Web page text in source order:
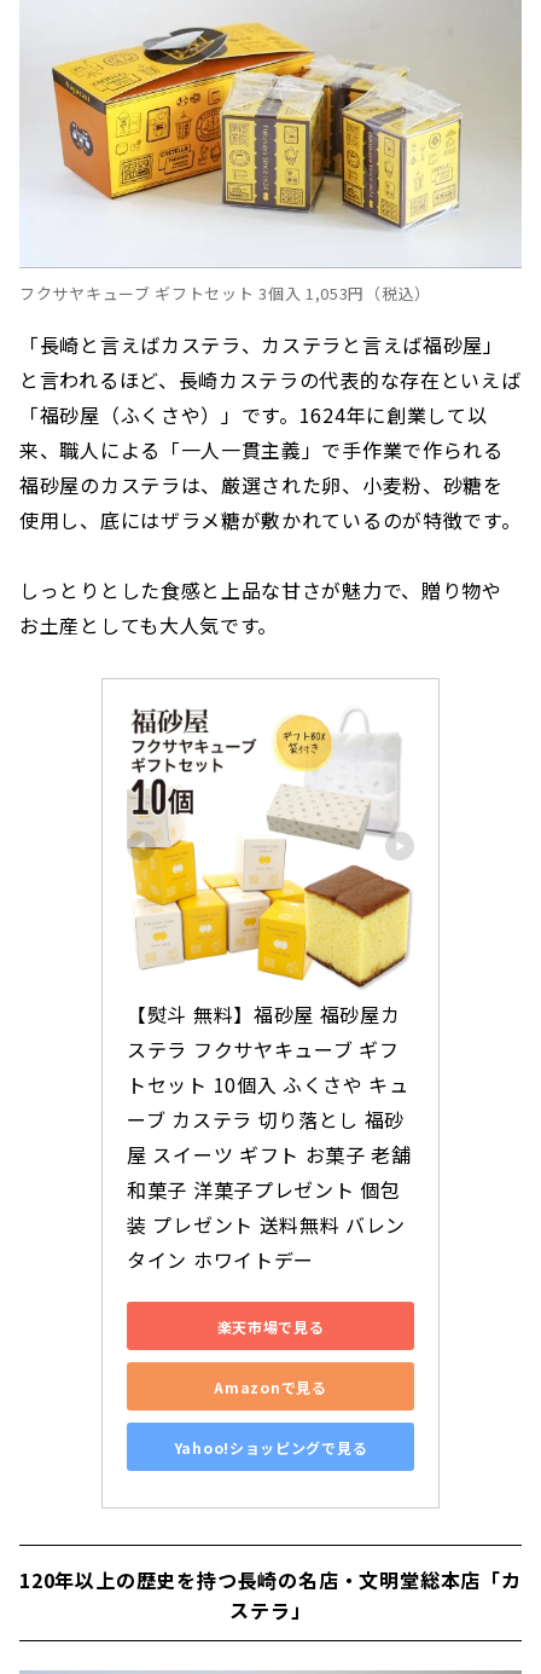
紫陽花の花びらを模した長崎の伝統的な銘菓「お
たくさ」
人気の高級レトルトカレー「珍陀亭 長崎スープカ
レー」
五島の新鮮な魚を活かした「ひとくちサイズのあ
じ天かまぼこ」
べい 「長崎鯛めんべい」
長崎県で生まれた老舗のソースブランド「金蝶ソ
ース」
長崎県の特産品！噛めばヤミつきになる「長崎鯨
ジャーキー」
人気のスナック「ハッピーターン」から！ ハウス
テンボスオリジナル味
長崎県雲仙市の特産ジャガイモを使用した「じゃ
がメル」
フクサヤキューブ ギフトセット 3個入 1,053円（税込）
「長崎と言えばカステラ、カステラと言えば福砂屋」
と言われるほど、長崎カステラの代表的な存在といえば
「福砂屋（ふくさや）」です。1624年に創業して以
来、職人による「一人一貫主義」で手作業で作られる
福砂屋のカステラは、厳選された卵、小麦粉、砂糖を
使用し、底にはザラメ糖が敷かれているのが特徴です。
しっとりとした食感と上品な甘さが魅力で、贈り物や
お土産としても大人気です。
【熨斗 無料】福砂屋 福砂屋カ
ステラ フクサヤキューブ ギフ
トセット 10個入 ふくさや キュ
ーブ カステラ 切り落とし 福砂
屋 スイーツ ギフト お菓子 老舗
和菓子 洋菓子プレゼント 個包
装 プレゼント 送料無料 バレン
タイン ホワイトデー
楽天市場で見る
Amazonで見る
Yahoo!ショッピングで見る
120年以上の歴史を持つ長崎の名店・文明堂総本店「カ
ステラ」